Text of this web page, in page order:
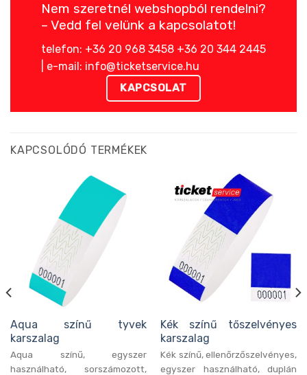
Nem szeretnél webshopból rendelni?
– Vedd fel velünk a kapcsolatot!
telefon: +36 20 968 3458 +36 20 344 2445
| e-mail: info@ticketservice.hu
KAPCSOLAT
KAPCSOLÓDÓ TERMÉKEK
Aqua színű tyvek
karszalag
Aqua színű, egyszer
használható, sorszámozott,
Kék színű tőszelvényes
karszalag
Kék színű, ellenőrzőszelvényes,
egyszer használható, duplán